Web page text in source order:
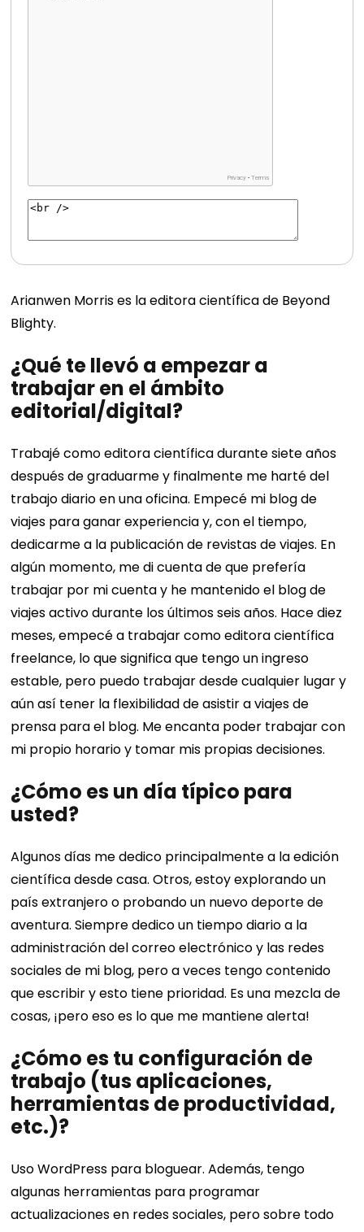
Arianwen Morris es la editora científica de Beyond
Blighty.
¿Qué te llevó a empezar a
trabajar en el ámbito
editorial/digital?
Trabajé como editora científica durante siete años
después de graduarme y finalmente me harté del
trabajo diario en una oficina. Empecé mi blog de
viajes para ganar experiencia y, con el tiempo,
dedicarme a la publicación de revistas de viajes. En
algún momento, me di cuenta de que prefería
trabajar por mi cuenta y he mantenido el blog de
viajes activo durante los últimos seis años. Hace diez
meses, empecé a trabajar como editora científica
freelance, lo que significa que tengo un ingreso
estable, pero puedo trabajar desde cualquier lugar y
aún así tener la flexibilidad de asistir a viajes de
prensa para el blog. Me encanta poder trabajar con
mi propio horario y tomar mis propias decisiones.
¿Cómo es un día típico para
usted?
Algunos días me dedico principalmente a la edición
científica desde casa. Otros, estoy explorando un
país extranjero o probando un nuevo deporte de
aventura. Siempre dedico un tiempo diario a la
administración del correo electrónico y las redes
sociales de mi blog, pero a veces tengo contenido
que escribir y esto tiene prioridad. Es una mezcla de
cosas, ¡pero eso es lo que me mantiene alerta!
¿Cómo es tu configuración de
trabajo (tus aplicaciones,
herramientas de productividad,
etc.)?
Uso WordPress para bloguear. Además, tengo
algunas herramientas para programar
actualizaciones en redes sociales, pero sobre todo